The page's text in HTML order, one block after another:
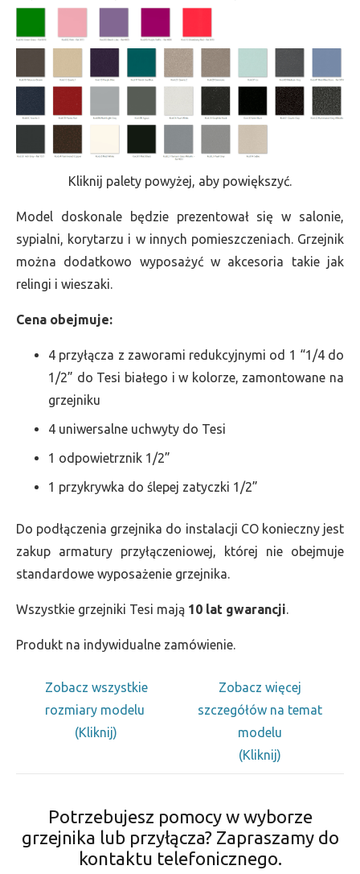
Kliknij palety powyżej, aby powiększyć.
Model doskonale będzie prezentował się w salonie,
sypialni, korytarzu i w innych pomieszczeniach. Grzejnik
można dodatkowo wyposażyć w akcesoria takie jak
relingi i wieszaki.
Cena obejmuje:
4 przyłącza z zaworami redukcyjnymi od 1 “1/4 do
1/2” do Tesi białego i w kolorze, zamontowane na
grzejniku
4 uniwersalne uchwyty do Tesi
1 odpowietrznik 1/2”
1 przykrywka do ślepej zatyczki 1/2”
Do podłączenia grzejnika do instalacji CO konieczny jest
zakup armatury przyłączeniowej, której nie obejmuje
standardowe wyposażenie grzejnika.
Wszystkie grzejniki Tesi mają 10 lat gwarancji.
Produkt na indywidualne zamówienie.
Zobacz wszystkie
rozmiary modelu
(Kliknij)
Zobacz więcej
szczegółów na temat
modelu
(Kliknij)
Potrzebujesz pomocy w wyborze
grzejnika lub przyłącza? Zapraszamy do
kontaktu telefonicznego.